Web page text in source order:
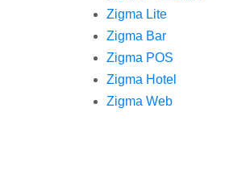
Zigma Lite
Zigma Bar
Zigma POS
Zigma Hotel
Zigma Web